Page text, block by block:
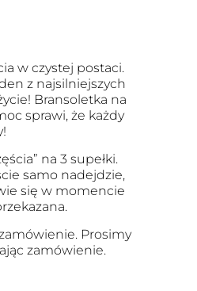
w czystej postaci.
z najsilniejszych
Bransoletka na
sprawi, że każdy
na 3 supełki.
samo nadejdzie,
się w momencie
Prosimy
zamówienie.